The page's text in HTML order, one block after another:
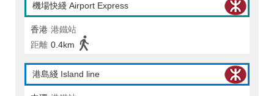
機場快綫 Airport Express
香港 港鐵站
距離 0.4km
港島綫 Island line